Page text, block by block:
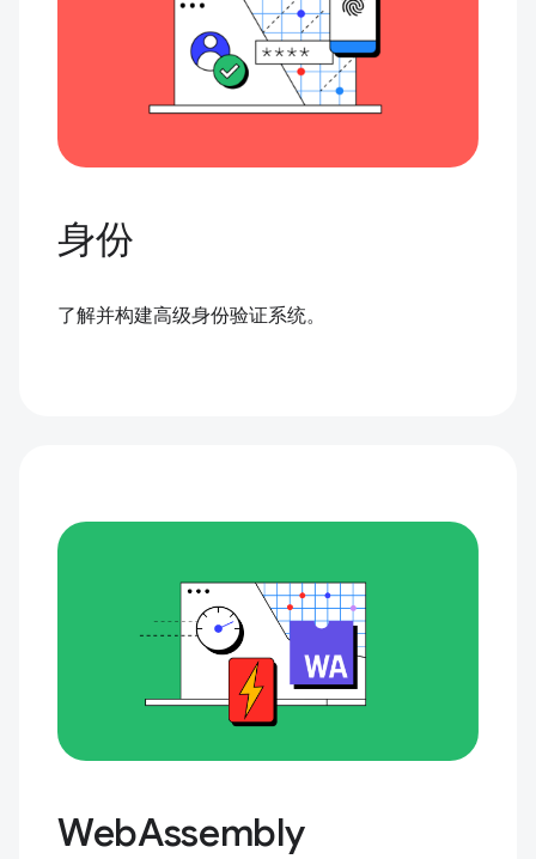
身份
了解并构建高级身份验证系统。
WebAssembly